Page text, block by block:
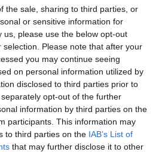
the sale, sharing to third parties, or
or sensitive information for
us, please use the below opt-out
Please note that after your
you may continue seeing
on personal information utilized by
disclosed to third parties prior to
opt-out of the further
information by third parties on the
participants. This information may
to third parties on the IAB’s List of
that may further disclose it to other
modern köntösben
vendégeinknek.
megtalálhatók a Bodrogi
receptjei alapján készült ételek,
receptjei közül jó néhány több
száz éves. A hétféle húsból
"Üknagymamám töltött
Bodrogi Gyula híres dupla
vagy a harcsakrém-halászlé
mind az étterem íze.
utca 2.